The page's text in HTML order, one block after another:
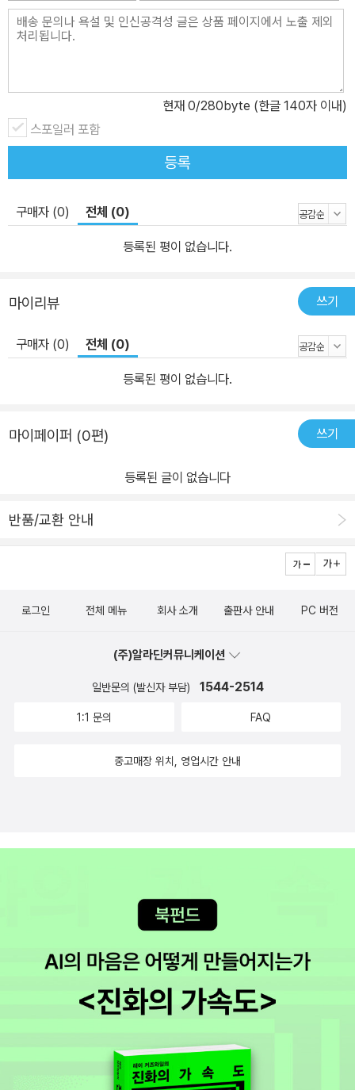
현재 0/280byte (한글 140자 이내)
스포일러 포함
등록
구매자 (0) 전체 (0)
등록된 평이 없습니다.
마이리뷰 쓰기
구매자 (0) 전체 (0)
등록된 평이 없습니다.
마이페이퍼 (0편) 쓰기
등록된 글이 없습니다
반품/교환 안내
로그인 전체 메뉴 회사 소개 출판사 안내 PC 버전
(주)알라딘커뮤니케이션
일반문의 (발신자 부담) 1544-2514
1:1 문의 FAQ
중고매장 위치, 영업시간 안내